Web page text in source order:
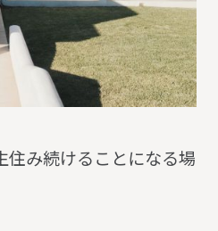
住み続けることになる場